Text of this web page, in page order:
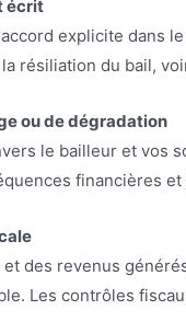
écrit
explicite dans
résiliation du bail,
ou de dégradation
le bailleur et vos
financières
et des revenus
Les contrôles